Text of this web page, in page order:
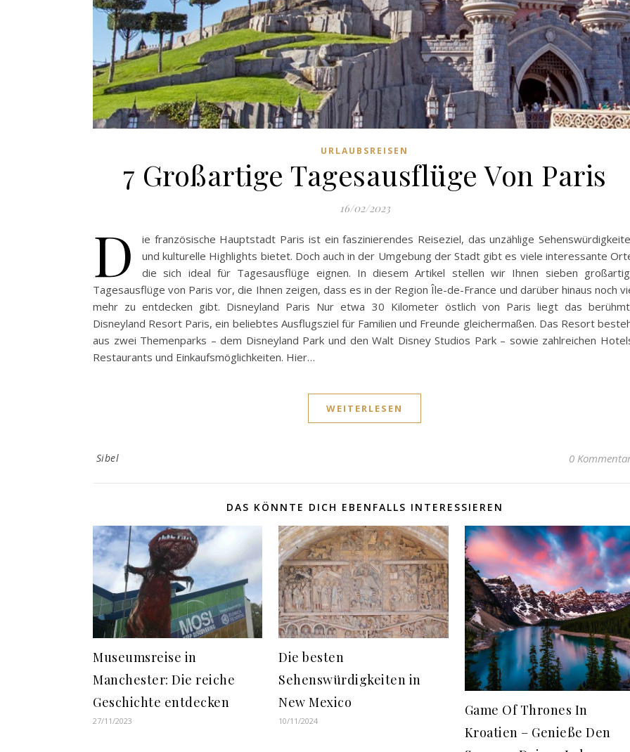
URLAUBSREISEN
7 Großartige Tagesausflüge Von Paris
16/02/2023
D
ie französische Hauptstadt Paris ist ein faszinierendes Reiseziel, das unzählige
und kulturelle Highlights bietet. Doch auch in der Umgebung der Stadt gibt es viele interessante
die sich ideal für Tagesausflüge eignen. In diesem Artikel stellen wir Ihnen sieben
Tagesausflüge von Paris vor, die Ihnen zeigen, dass es in der Region Île-de-France und darüber hinaus noch
mehr zu entdecken gibt. Disneyland Paris Nur etwa 30 Kilometer östlich von Paris liegt das
Disneyland Resort Paris, ein beliebtes Ausflugsziel für Familien und Freunde gleichermaßen. Das Resort
aus zwei Themenparks – dem Disneyland Park und den Walt Disney Studios Park – sowie zahlreichen
Restaurants und Einkaufsmöglichkeiten. Hier…
WEITERLESEN
Sibel 0
DAS KÖNNTE DICH EBENFALLS INTERESSIEREN
Museumsreise in
Manchester: Die reiche
Geschichte entdecken
27/11/2023
Die besten
Sehenswürdigkeiten in
New Mexico
10/11/2024
Game Of Thrones In
Kroatien – Genieße Den